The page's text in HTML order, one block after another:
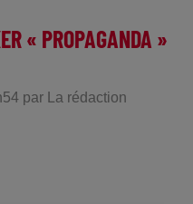
« PROPAGANDA »
par La rédaction